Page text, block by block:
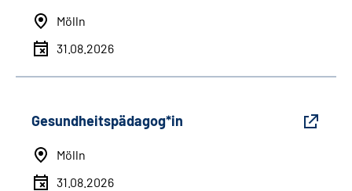
Mölln
31.08.2026
Gesundheitspädagog*in
Mölln
31.08.2026